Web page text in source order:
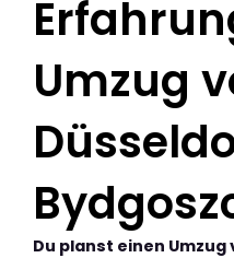
Umzug
Du planst einen